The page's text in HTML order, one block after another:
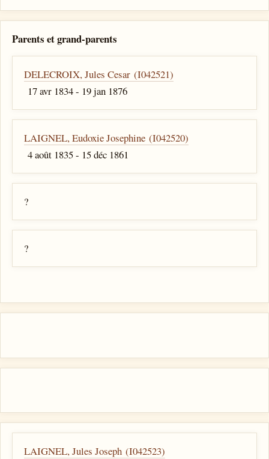
Parents et grand-parents
DELECROIX, Jules Cesar (I042521)
17 avr 1834 - 19 jan 1876
LAIGNEL, Eudoxie Josephine (I042520)
4 août 1835 - 15 déc 1861
?
?
LAIGNEL, Jules Joseph (I042523)